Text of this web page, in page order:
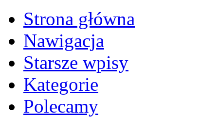
Strona główna
Nawigacja
Starsze wpisy
Kategorie
Polecamy